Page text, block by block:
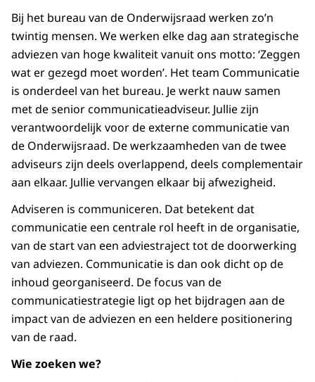
Bij het bureau van de Onderwijsraad werken zo’n
twintig mensen. We werken elke dag aan strategische
adviezen van hoge kwaliteit vanuit ons motto: ‘Zeggen
wat er gezegd moet worden’. Het team Communicatie
is onderdeel van het bureau. Je werkt nauw samen
met de senior communicatieadviseur. Jullie zijn
verantwoordelijk voor de externe communicatie van
de Onderwijsraad. De werkzaamheden van de twee
adviseurs zijn deels overlappend, deels complementair
aan elkaar. Jullie vervangen elkaar bij afwezigheid.
Adviseren is communiceren. Dat betekent dat
communicatie een centrale rol heeft in de organisatie,
van de start van een adviestraject tot de doorwerking
van adviezen. Communicatie is dan ook dicht op de
inhoud georganiseerd. De focus van de
communicatiestrategie ligt op het bijdragen aan de
impact van de adviezen en een heldere positionering
van de raad.
Wie zoeken we?